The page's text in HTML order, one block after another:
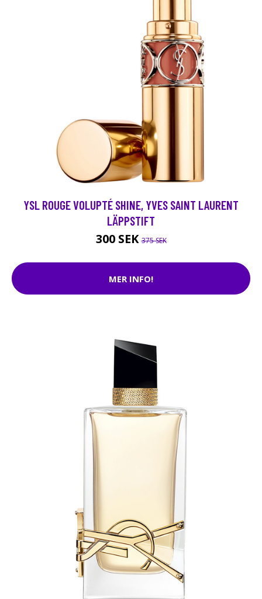
YSL ROUGE VOLUPTÉ SHINE, YVES SAINT LAURENT
LÄPPSTIFT
300 SEK375 SEK
MER INFO!